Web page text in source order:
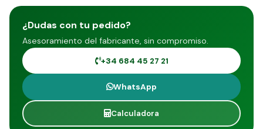
¿Dudas con tu pedido?
Asesoramiento del fabricante, sin compromiso.
+34 684 45 27 21
WhatsApp
Calculadora